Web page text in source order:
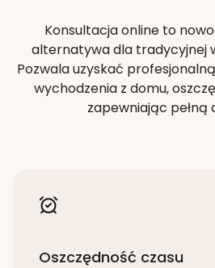
Konsultacja online to
alternatywa dla tradycyjnej
Pozwala uzyskać
wychodzenia z domu,
zapewniając pełną
Oszczędność czasu